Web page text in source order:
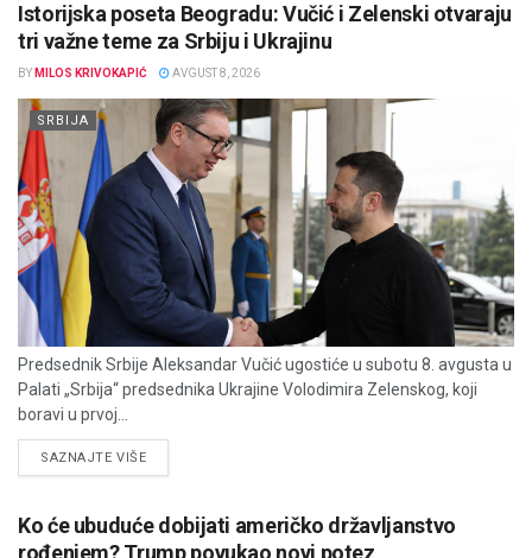
Istorijska poseta Beogradu: Vučić i Zelenski otvaraju
tri važne teme za Srbiju i Ukrajinu
BY MILOS KRIVOKAPIĆ AVGUST 8, 2026
SRBIJA
Predsednik Srbije Aleksandar Vučić ugostiće u subotu 8. avgusta u
Palati „Srbija“ predsednika Ukrajine Volodimira Zelenskog, koji
boravi u prvoj...
SAZNAJTE VIŠEDETAILS
Ko će ubuduće dobijati američko državljanstvo
rođenjem? Trump povukao novi potez